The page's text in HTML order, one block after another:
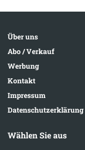
Über uns
Abo / Verkauf
Werbung
Kontakt
Impressum
Datenschutzerklärung
Wählen Sie aus